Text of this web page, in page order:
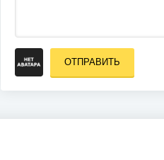
ОТПРАВИТЬ